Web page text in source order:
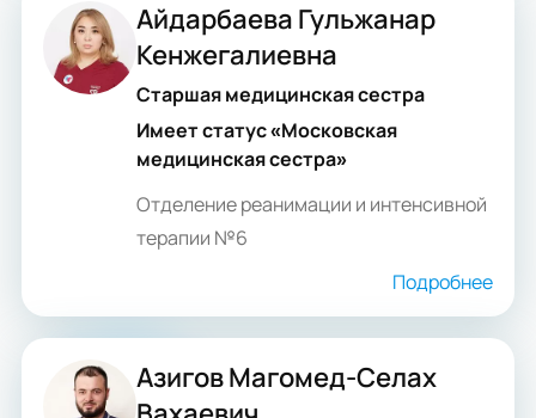
Айдарбаева Гульжанар
Кенжегалиевна
Старшая медицинская сестра
Имеет статус «Московская
медицинская сестра»
Отделение реанимации и интенсивной
терапии №6
Подробнее
Азигов Магомед-Селах